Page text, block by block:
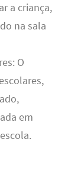
a criança,
na sala
O
em